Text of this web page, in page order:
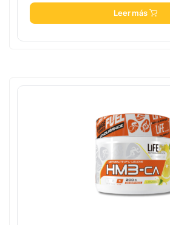
Leer más